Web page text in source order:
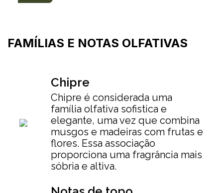
FAMÍLIAS E NOTAS OLFATIVAS
Chipre
Chipre é considerada uma
família olfativa sofistica e
elegante, uma vez que combina
musgos e madeiras com frutas e
flores. Essa associação
proporciona uma fragrância mais
sóbria e altiva.